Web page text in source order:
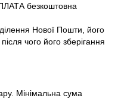
безкоштовна
Нової Пошти, його
чого його зберігання
Мінімальна сума